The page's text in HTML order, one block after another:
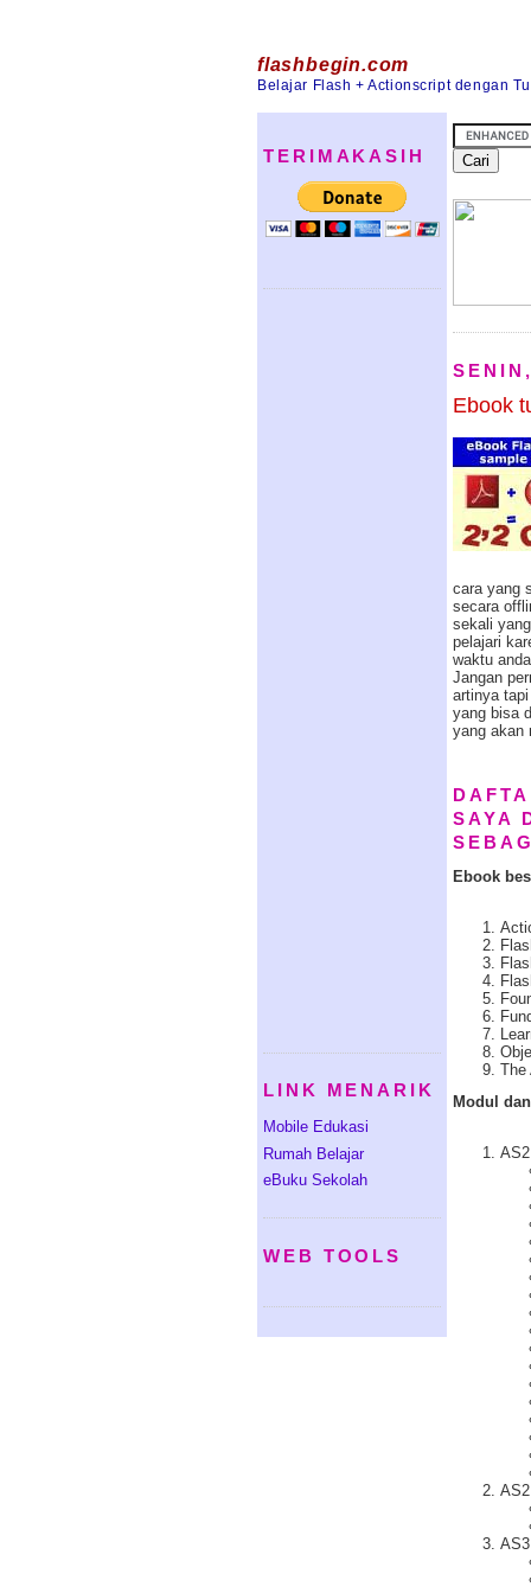
flashbegin.com
Belajar Flash + Actionscript dengan
TERIMAKASIH
LINK MENARIK
Mobile Edukasi
Rumah Belajar
eBuku Sekolah
WEB TOOLS
Ebook
cara yang
secara
sekali
pelajari
waktu
Jangan
artinya
yang bisa
yang akan
SAYA
Ebook
The
Modul